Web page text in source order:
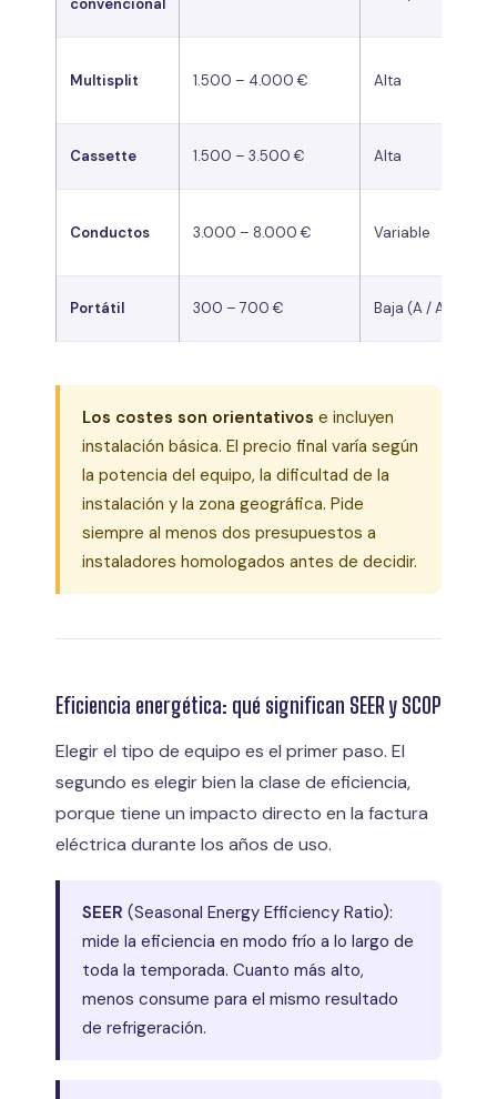
convencional
Multisplit 1.500 – 4.000 € Alta
Cassette 1.500 – 3.500 € Alta
Conductos 3.000 – 8.000 € Variable
Portátil 300 – 700 € Baja (A / A+)
Los costes son orientativos e incluyen
instalación básica. El precio final varía según
la potencia del equipo, la dificultad de la
instalación y la zona geográfica. Pide
siempre al menos dos presupuestos a
instaladores homologados antes de decidir.
Eficiencia energética: qué significan SEER y SCOP
Elegir el tipo de equipo es el primer paso. El
segundo es elegir bien la clase de eficiencia,
porque tiene un impacto directo en la factura
eléctrica durante los años de uso.
SEER (Seasonal Energy Efficiency Ratio):
mide la eficiencia en modo frío a lo largo de
toda la temporada. Cuanto más alto,
menos consume para el mismo resultado
de refrigeración.